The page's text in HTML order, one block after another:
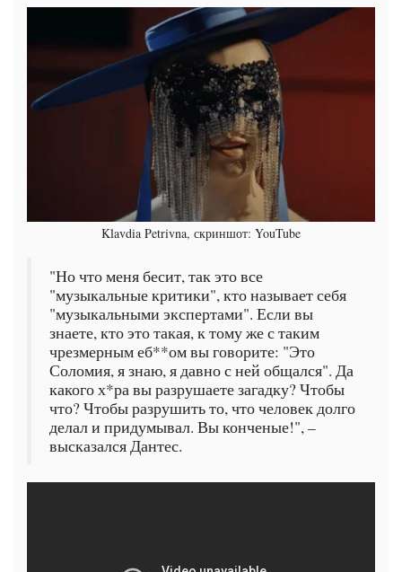
Klavdia Petrivna, скриншот: YouTube
"Но что меня бесит, так это все
"музыкальные критики", кто называет себя
"музыкальными экспертами". Если вы
знаете, кто это такая, к тому же с таким
чрезмерным еб**ом вы говорите: "Это
Соломия, я знаю, я давно с ней общался". Да
какого х*ра вы разрушаете загадку? Чтобы
что? Чтобы разрушить то, что человек долго
делал и придумывал. Вы конченые!", –
высказался Дантес.